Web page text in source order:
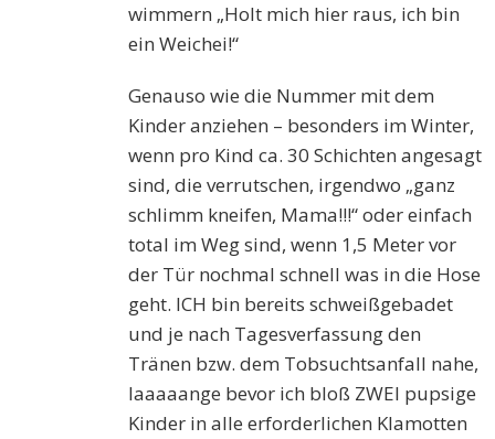
wimmern „Holt mich hier raus, ich bin
ein Weichei!“
Genauso wie die Nummer mit dem
Kinder anziehen – besonders im Winter,
wenn pro Kind ca. 30 Schichten angesagt
sind, die verrutschen, irgendwo „ganz
schlimm kneifen, Mama!!!“ oder einfach
total im Weg sind, wenn 1,5 Meter vor
der Tür nochmal schnell was in die Hose
geht. ICH bin bereits schweißgebadet
und je nach Tagesverfassung den
Tränen bzw. dem Tobsuchtsanfall nahe,
laaaaange bevor ich bloß ZWEI pupsige
Kinder in alle erforderlichen Klamotten